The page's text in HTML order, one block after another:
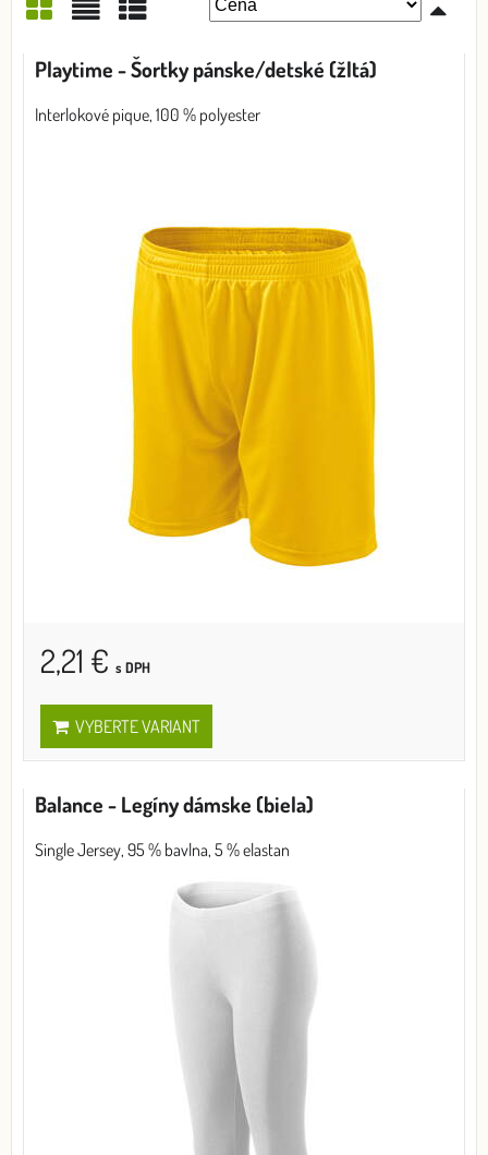
MriežkaZoznamTabuľka
Playtime - Šortky pánske/detské (žltá)
Interlokové pique, 100 % polyester
2,21 € s DPH
VYBERTE VARIANT
Balance - Legíny dámske (biela)
Single Jersey, 95 % bavlna, 5 % elastan